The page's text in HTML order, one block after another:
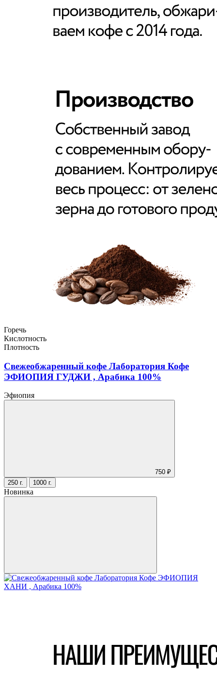
Горечь
Кислотность
Плотность
Свежеобжаренный кофе Лаборатория Кофе
ЭФИОПИЯ ГУДЖИ , Арабика 100%
Эфиопия
750 ₽
250 г.
1000 г.
Новинка